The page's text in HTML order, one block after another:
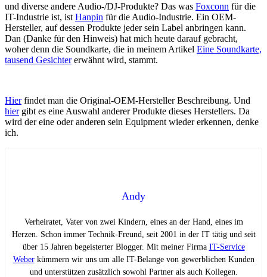
und diverse andere Audio-/DJ-Produkte? Das was Foxconn für die
IT-Industrie ist, ist Hanpin für die Audio-Industrie. Ein OEM-
Hersteller, auf dessen Produkte jeder sein Label anbringen kann.
Dan (Danke für den Hinweis) hat mich heute darauf gebracht,
woher denn die Soundkarte, die in meinem Artikel Eine Soundkarte,
tausend Gesichtererwähnt wird, stammt.
Hierfindet man die Original-OEM-Hersteller Beschreibung. Und
hiergibt es eine Auswahl anderer Produkte dieses Herstellers. Da
wird der eine oder anderen sein Equipment wieder erkennen, denke
ich.
Andy
Verheiratet, Vater von zwei Kindern, eines an der Hand, eines im
Herzen. Schon immer Technik-Freund, seit 2001 in der IT tätig und seit
über 15 Jahren begeisterter Blogger. Mit meiner Firma IT-Service
Weberkümmern wir uns um alle IT-Belange von gewerblichen Kunden
und unterstützen zusätzlich sowohl Partner als auch Kollegen.